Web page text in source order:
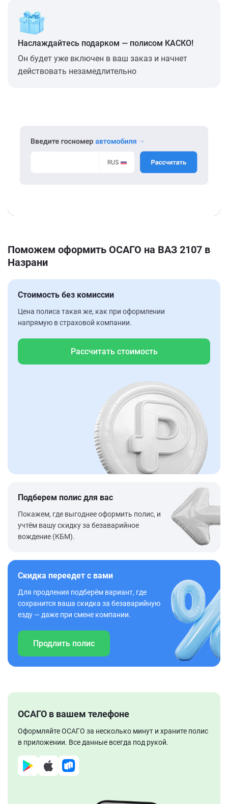
Наслаждайтесь подарком — полисом КАСКО!
Он будет уже включен в ваш заказ и начнет
действовать незамедлительно
Поможем оформить ОСАГО на ВАЗ 2107 в
Назрани
Стоимость без комиссии
Цена полиса такая же, как при оформлении
напрямую в страховой компании.
Рассчитать стоимость
Подберем полис для вас
Покажем, где выгоднее оформить полис, и
учтём вашу скидку за безаварийное
вождение (КБМ).
Скидка переедет с вами
Для продления подберём вариант, где
сохранится ваша скидка за безаварийную
езду — даже при смене компании.
Продлить полис
ОСАГО в вашем телефоне
Оформляйте ОСАГО за несколько минут и храните полис
в приложении. Все данные всегда под рукой.